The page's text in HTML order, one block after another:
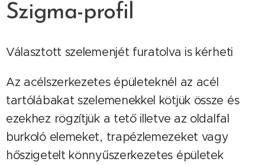
Szigma-profil
Választott szelemenjét furatolva is kérheti
Az acélszerkezetes épületeknél az acél
tartólábakat szelemenekkel kötjük össze és
ezekhez rögzítjük a tető illetve az oldalfal
burkoló elemeket, trapézlemezeket vagy
hőszigetelt könnyűszerkezetes épületek